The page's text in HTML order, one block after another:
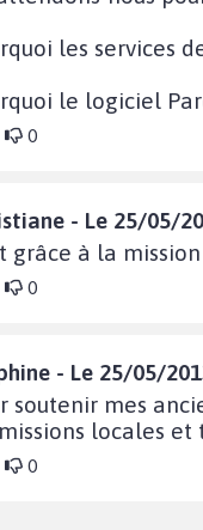
les services
le logiciel
0
- Le 25/05/
grâce à la
0
- Le 25/05/
soutenir mes
locales et
0